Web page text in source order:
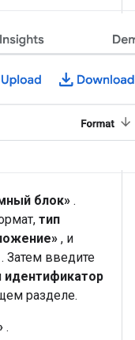
блок» .
тип
, и
. Затем введите
идентификатор
разделе.
.